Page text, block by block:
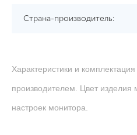
Страна-производитель:
Характеристики и
производителем. Цвет изделия
настроек монитора.